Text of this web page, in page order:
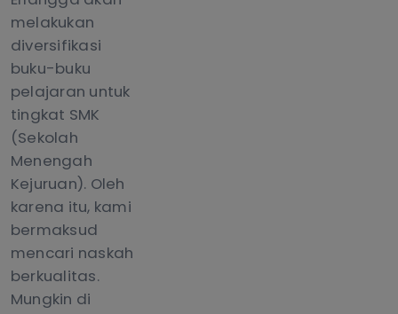
melakukan
diversifikasi
buku-buku
pelajaran untuk
tingkat SMK
(Sekolah
Menengah
Kejuruan). Oleh
karena itu, kami
bermaksud
mencari naskah
berkualitas.
Mungkin di